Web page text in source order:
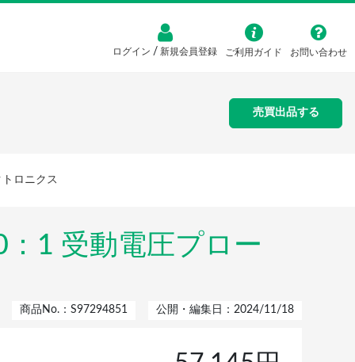
ログイン / 新規会員登録 ご利用ガイド お問い合わせ
売買出品する
ロニクス
1 受動電圧プロー
商品No.：S97294851 公開・編集日：2024/11/18